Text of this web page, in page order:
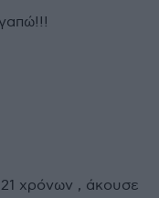
χρόνων , άκουσε